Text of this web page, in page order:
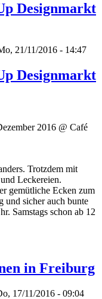
Designmarkt
21/11/2016 - 14:47
Designmarkt
2016 @ Café
Trotzdem mit
Leckereien.
gemütliche Ecken zum
und sicher auch bunte
Samstags schon ab 12
in Freiburg
17/11/2016 - 09:04